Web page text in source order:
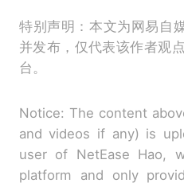
特别声明：本文为网易自
并发布，仅代表该作者观
台。
Notice: The content
and videos if any) is
user of NetEase Hao,
platform and only